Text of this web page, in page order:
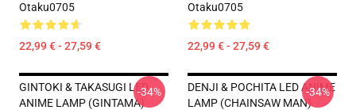
Otaku0705
22,99 € - 27,59 €
Otaku0705
22,99 € - 27,59 €
GINTOKI & TAKASUGI LED
ANIME LAMP (GINTAMA)
-34%
DENJI & POCHITA LED ANIME
LAMP (CHAINSAW MAN)
-34%